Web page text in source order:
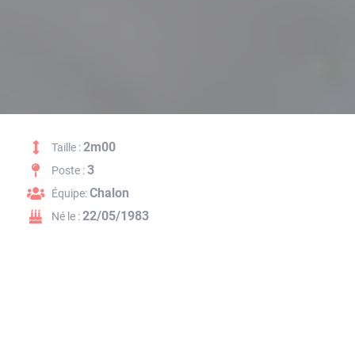
Taille :2m00
Poste :3
Équipe:Chalon
Né le :22/05/1983